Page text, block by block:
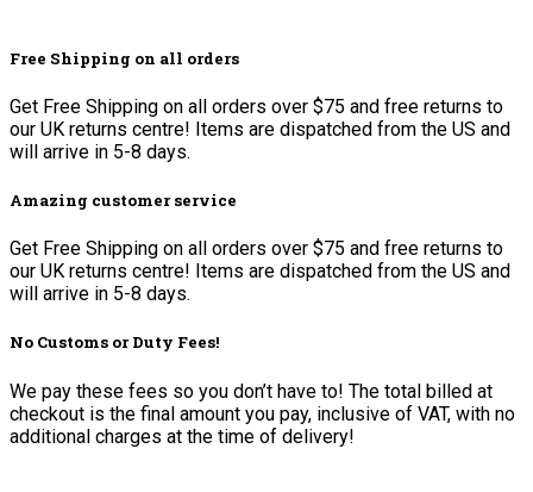
Free Shipping on all orders
Get Free Shipping on all orders over $75 and free returns to
our UK returns centre! Items are dispatched from the US and
will arrive in 5-8 days.
Amazing customer service
Get Free Shipping on all orders over $75 and free returns to
our UK returns centre! Items are dispatched from the US and
will arrive in 5-8 days.
No Customs or Duty Fees!
We pay these fees so you don’t have to! The total billed at
checkout is the final amount you pay, inclusive of VAT, with no
additional charges at the time of delivery!